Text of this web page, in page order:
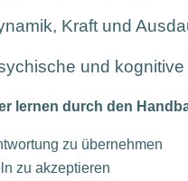
Kraft und
und
lernen durch den
zu übernehmen
zu akzeptieren